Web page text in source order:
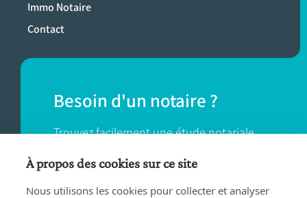
Immo Notaire
Contact
Besoin d'un notaire ?
Trouvez facilement une étude notariale
près de chez vous.
À propos des cookies sur ce site
Nous utilisons les cookies pour collecter et analyser